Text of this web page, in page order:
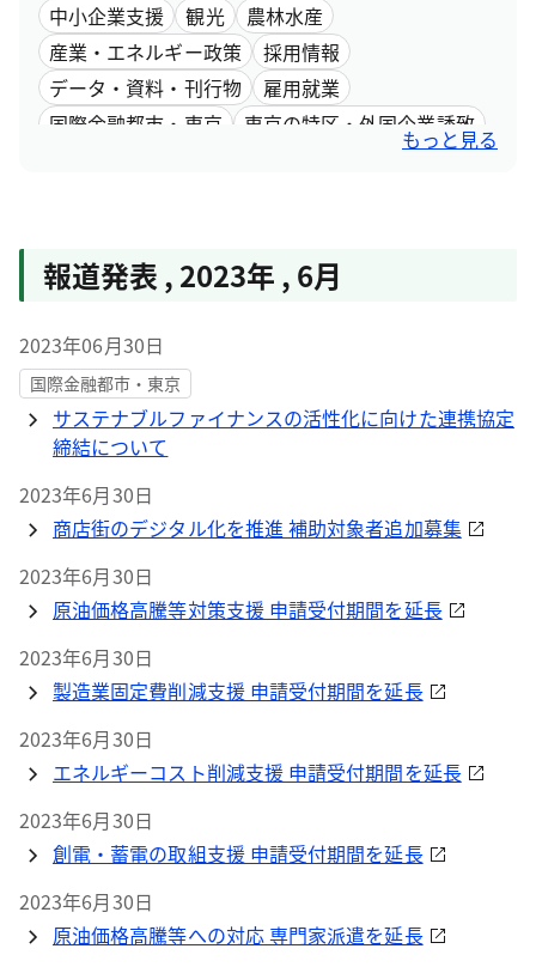
中小企業支援 観光
農林水産
産業・エネルギー政策
採用情報
データ・資料・刊行物
雇用就業
国際金融都市・東京
東京の特区・外国企業誘致
もっと見る
報道発表 , 2023年 , 6月
2023年06月30日
国際金融都市・東京
サステナブルファイナンスの活性化に向けた連携協定
締結について
2023年6月30日
商店街のデジタル化を推進 補助対象者追加募集
2023年6月30日
原油価格高騰等対策支援 申請受付期間を延長
2023年6月30日
製造業固定費削減支援 申請受付期間を延長
2023年6月30日
エネルギーコスト削減支援 申請受付期間を延長
2023年6月30日
創電・蓄電の取組支援 申請受付期間を延長
2023年6月30日
原油価格高騰等への対応 専門家派遣を延長